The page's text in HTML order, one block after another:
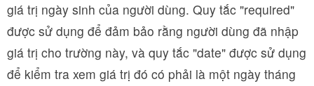
giá trị ngày sinh của người dùng. Quy tắc "required"
được sử dụng để đảm bảo rằng người dùng đã nhập
giá trị cho trường này, và quy tắc "date" được sử dụng
để kiểm tra xem giá trị đó có phải là một ngày tháng